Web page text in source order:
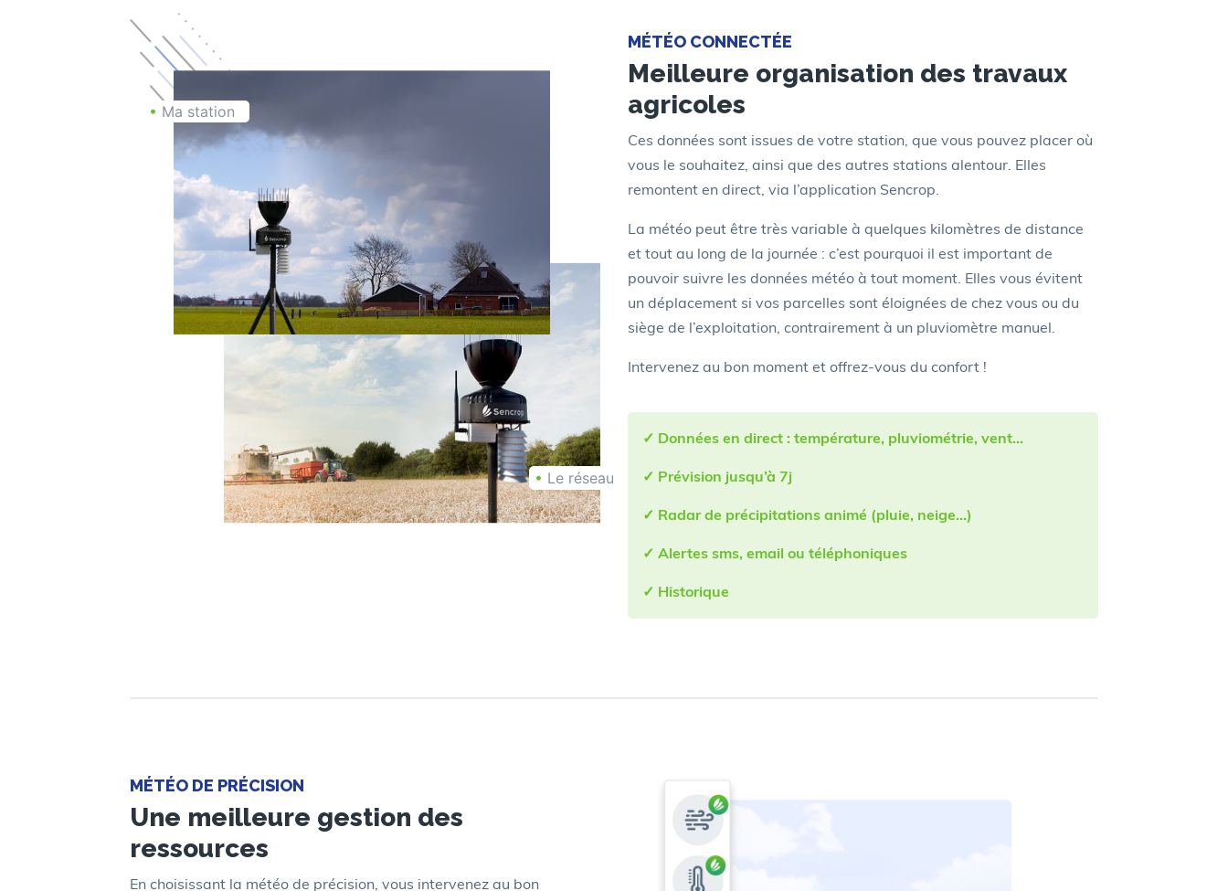
• Le réseau
• Ma station
MÉTÉO CONNECTÉE
Meilleure organisation des travaux
agricoles
Ces données sont issues de votre station, que vous pouvez placer où
vous le souhaitez, ainsi que des autres stations alentour. Elles
remontent en direct, via l’application Sencrop.
La météo peut être très variable à quelques kilomètres de distance
et tout au long de la journée : c’est pourquoi il est important de
pouvoir suivre les données météo à tout moment. Elles vous évitent
un déplacement si vos parcelles sont éloignées de chez vous ou du
siège de l’exploitation, contrairement à un pluviomètre manuel.
Intervenez au bon moment et offrez-vous du confort !
✓ Données en direct : température, pluviométrie, vent…
✓ Prévision jusqu’à 7j
✓ Radar de précipitations animé (pluie, neige…)
✓ Alertes sms, email ou téléphoniques
✓ Historique
MÉTÉO DE PRÉCISION
Une meilleure gestion des
ressources
En choisissant la météo de précision, vous intervenez au bon